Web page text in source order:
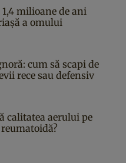
milioane de ani
a omului
cum să scapi de
rece sau defensiv
calitatea aerului pe